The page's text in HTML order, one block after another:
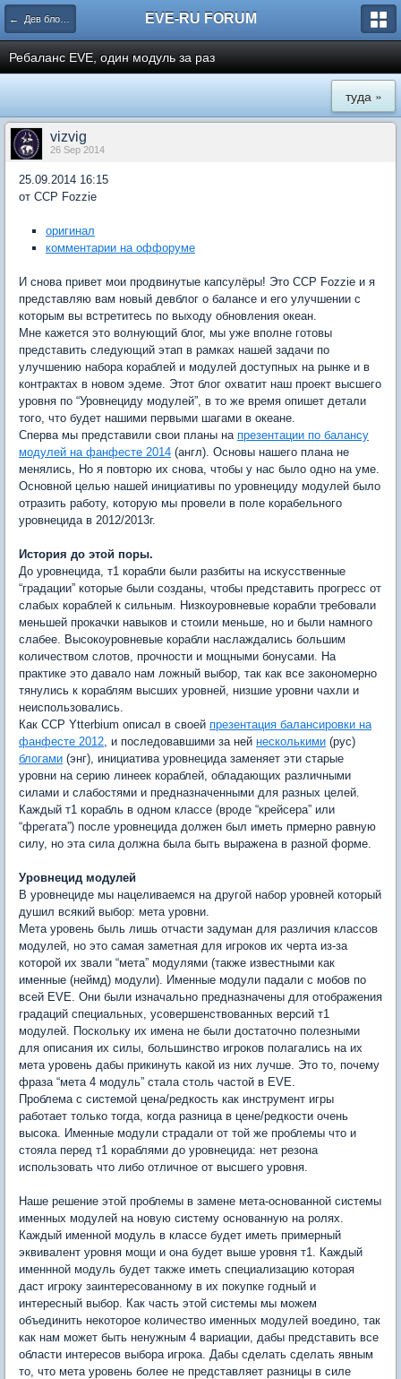
← Дев блоги и патчи EVE-RU FORUM
Ребаланс EVE, один модуль за раз
туда »
vizvig
26 Sep 2014
25.09.2014 16:15
от CCP Fozzie
оригинал
комментарии на оффоруме
И снова привет мои продвинутые капсулёры! Это CCP Fozzie и я
представляю вам новый девблог о балансе и его улучшении с
которым вы встретитесь по выходу обновления океан.
Мне кажется это волнующий блог, мы уже вполне готовы
представить следующий этап в рамках нашей задачи по
улучшению набора кораблей и модулей доступных на рынке и в
контрактах в новом эдеме. Этот блог охватит наш проект высшего
уровня по “Уровнециду модулей”, в то же время опишет детали
того, что будет нашими первыми шагами в океане.
Сперва мы представили свои планы на презентации по балансу
модулей на фанфесте 2014 (англ). Основы нашего плана не
менялись, Но я повторю их снова, чтобы у нас было одно на уме.
Основной целью нашей инициативы по уровнециду модулей было
отразить работу, которую мы провели в поле корабельного
уровнецида в 2012/2013г.
История до этой поры.
До уровнецида, т1 корабли были разбиты на искусственные
“градации” которые были созданы, чтобы представить прогресс от
слабых кораблей к сильным. Низкоуровневые корабли требовали
меньшей прокачки навыков и стоили меньше, но и были намного
слабее. Высокоуровневые корабли наслаждались большим
количеством слотов, прочности и мощными бонусами. На
практике это давало нам ложный выбор, так как все закономерно
тянулись к кораблям высших уровней, низшие уровни чахли и
неиспользовались.
Как CCP Ytterbium описал в своей презентация балансировки на
фанфесте 2012, и последовавшими за ней несколькими (рус)
блогами (энг), инициатива уровнецида заменяет эти старые
уровни на серию линеек кораблей, обладающих различными
силами и слабостями и предназначенными для разных целей.
Каждый т1 корабль в одном классе (вроде “крейсера” или
“фрегата”) после уровнецида должен был иметь прмерно равную
силу, но эта сила должна была быть выражена в разной форме.
Уровнецид модулей
В уровнециде мы нацеливаемся на другой набор уровней который
душил всякий выбор: мета уровни.
Мета уровень быль лишь отчасти задуман для различия классов
модулей, но это самая заметная для игроков их черта из-за
которой их звали “мета” модулями (также известными как
именные (неймд) модули). Именные модули падали с мобов по
всей EVE. Они были изначально предназначены для отображения
градаций специальных, усовершенствованных версий т1
модулей. Поскольку их имена не были достаточно полезными
для описания их силы, большинство игроков полагались на их
мета уровень дабы прикинуть какой из них лучше. Это то, почему
фраза “мета 4 модуль” стала столь частой в EVE.
Проблема с системой цена/редкость как инструмент игры
работает только тогда, когда разница в цене/редкости очень
высока. Именные модули страдали от той же проблемы что и
стояла перед т1 кораблями до уровнецида: нет резона
использовать что либо отличное от высшего уровня.
Наше решение этой проблемы в замене мета-основанной системы
именных модулей на новую систему основанную на ролях.
Каждый именной модуль в классе будет иметь примерный
эквивалент уровня мощи и она будет выше уровня т1. Каждый
именнной модуль будет также иметь специализацию которая
даст игроку заинтересованному в их покупке годный и
интересный выбор. Как часть этой системы мы можем
объединить некоторое количество именных модулей воедино, так
как нам может быть ненужным 4 вариации, дабы представить все
области интересов выбора игрока. Дабы сделать сделать явным
то, что мета уровень более не представляет разницы в силе